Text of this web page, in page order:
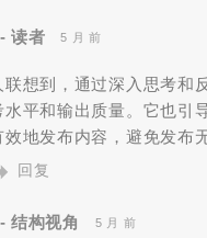
读者 5 月 前
想到，通过深入思考和
平和输出质量。它也引
地发布内容，避免发布
回复
结构视角 5 月 前